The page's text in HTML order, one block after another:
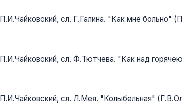
П.И.Чайковский, сл. Г.Галина. "Как мне больно"
П.И.Чайковский, сл. Ф.Тютчева. "Как над
П.И.Чайковский, cл. Л.Мея. "Колыбельная"